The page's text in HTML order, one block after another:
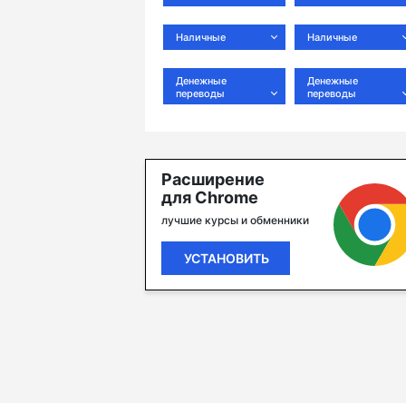
Наличные
Денежные
переводы
Наличные
Денежные
переводы
Расширение
для Chrome
лучшие курсы и обменники
УСТАНОВИТЬ